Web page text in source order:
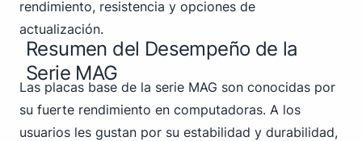
rendimiento, resistencia y opciones de
actualización.
Resumen del Desempeño de la
Serie MAG
Las placas base de la serie MAG son conocidas por
su fuerte rendimiento en computadoras. A los
usuarios les gustan por su estabilidad y durabilidad,